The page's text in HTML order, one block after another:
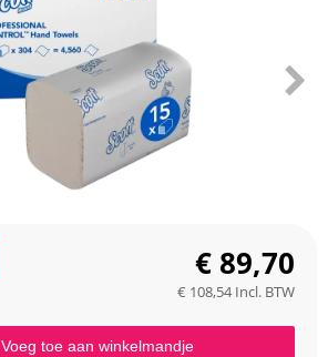
€ 89,70
€ 108,54 Incl. BTW
Voeg toe aan winkelmandje